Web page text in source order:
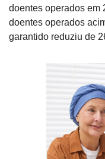
doentes operados em
doentes operados
garantido reduziu de